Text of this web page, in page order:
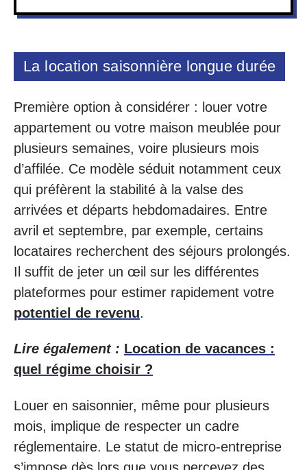
La location saisonnière longue durée
Première option à considérer : louer votre
appartement ou votre maison meublée pour
plusieurs semaines, voire plusieurs mois
d’affilée. Ce modèle séduit notamment ceux
qui préfèrent la stabilité à la valse des
arrivées et départs hebdomadaires. Entre
avril et septembre, par exemple, certains
locataires recherchent des séjours prolongés.
Il suffit de jeter un œil sur les différentes
plateformes pour estimer rapidement votre
potentiel de revenu.
Lire également : Location de vacances :
quel régime choisir ?
Louer en saisonnier, même pour plusieurs
mois, implique de respecter un cadre
réglementaire. Le statut de micro-entreprise
s’impose dès lors que vous percevez des